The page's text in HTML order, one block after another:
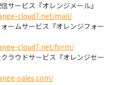
サービス『オレンジメール』
cloud7.net/mail/
ォームサービス『オレンジフォー
cloud7.net/form/
クラウドサービス『オレンジセー
sales.com/